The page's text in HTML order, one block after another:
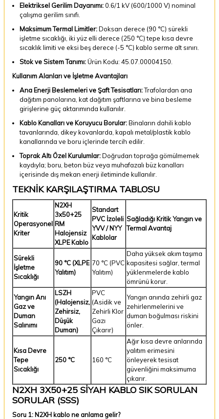
Elektriksel Gerilim Dayanımı:0.6/1 kV (600/1000 V) nominal
çalışma gerilim sınıfı.
Maksimum Termal Limitler:Doksan derece (90 °C) sürekli
işletme sıcaklığı, iki yüz elli derece (250 °C) tepe kısa devre
sıcaklık limiti ve eksi beş derece (-5 °C) kablo serme alt sınırı.
Stok ve Sistem Tanımı:Ürün Kodu: 45.07.00004150.
Kullanım Alanları ve İşletme Avantajları
Ana Enerji Beslemeleri ve Şaft Tesisatları:Trafolardan ana
dağıtım panolarına, kat dağıtım şaftlarına ve bina besleme
girişlerine güç aktarımında kullanılır.
Kablo Kanalları ve Koruyucu Borular:Binaların dahili kablo
tavanlarında, dikey kovanlarda, kapalı metal/plastik kablo
kanallarında ve boru içlerinde tercih edilir.
Toprak Altı Özel Kurulumlar:Doğrudan toprağa gömülmemek
kaydıyla; boru, beton büz veya muhafazalı büz kanalları
içerisinde dış mekan enerji iletiminde kullanılır.
TEKNİK KARŞILAŞTIRMA TABLOSU
Kritik
Operasyonel
Kriter
N2XH
3x50+25
RM
Halojensiz
XLPE Kablo
Standart
PVC İzoleli
YVV / NYY
Kablolar
Sağladığı Kritik Yangın ve
Termal Avantaj
Sürekli
İşletme
Sıcaklığı
90 °C (XLPE
Yalıtım)
70 °C (PVC
Yalıtım)
Daha yüksek akım taşıma
kapasitesi sağlar, termal
yüklenmelerde kablo
ömrünü korur.
Yangın Anı
Gaz ve
Duman
Salınımı
LSZH
(Halojensiz,
Zehirsiz,
Düşük
Duman)
PVC
(Asidik ve
Zehirli Klor
Gazı
Çıkarır)
Yangın anında zehirli gaz
zehirlenmelerini ve
duman boğulması riskini
önler.
Kısa Devre
Tepe
Sıcaklığı
250 °C 160 °C
Ağır kısa devre anlarında
yalıtım erimesini
önleyerek tesisat
güvenliğini maksimuma
çıkarır.
N2XH 3X50+25 SİYAH KABLO SIK SORULAN
SORULAR (SSS)
Soru 1: N2XH kablo ne anlama gelir?